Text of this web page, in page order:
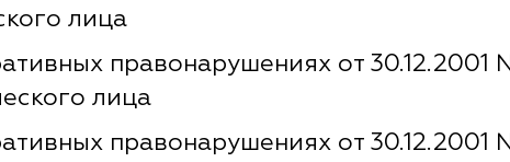
лица
правонарушениях от 30.12.2001
лица
правонарушениях от 30.12.2001